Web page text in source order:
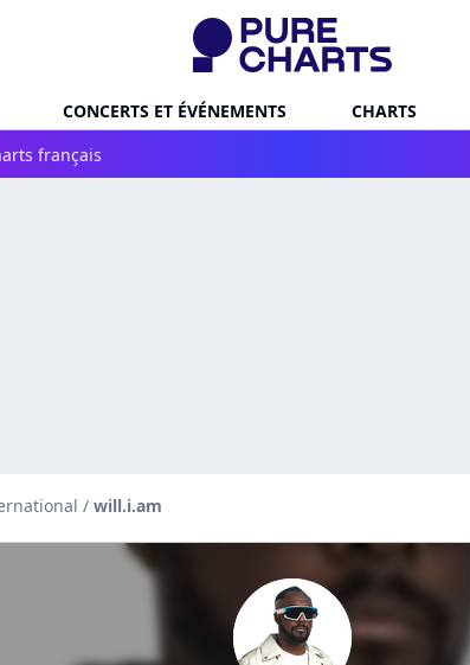
CONCERTS ET ÉVÉNEMENTS CHARTS
français
/ will.i.am